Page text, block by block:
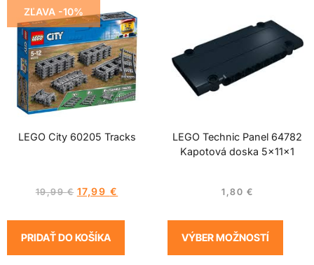
ZĽAVA -10%
LEGO City 60205 Tracks
19,99€ 17,99 €
PRIDAŤ DO KOŠÍKA
LEGO Technic Panel 64782
Kapotová doska 5x11x1
1,80 €
VÝBER MOŽNOSTÍ